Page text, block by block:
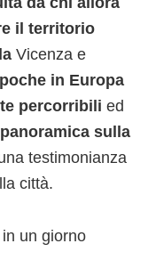
il territorio
Vicenza e
in Europa
percorribili ed
sulla
testimonianza
città.